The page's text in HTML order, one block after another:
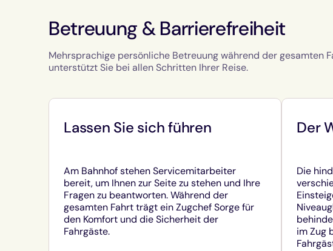
Betreuung & Barrierefreiheit
Mehrsprachige persönliche Betreuung während der gesamten
unterstützt Sie bei allen Schritten Ihrer Reise.
Lassen Sie sich führen
Am Bahnhof stehen Servicemitarbeiter
bereit, um Ihnen zur Seite zu stehen und Ihre
Fragen zu beantworten. Während der
gesamten Fahrt trägt ein Zugchef Sorge für
den Komfort und die Sicherheit der
Fahrgäste.
Der
Die
im Zug